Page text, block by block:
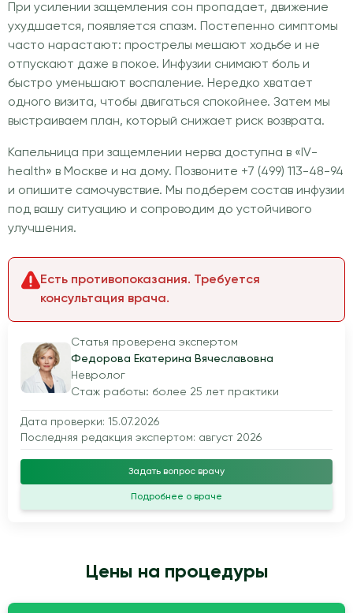
При усилении защемления сон пропадает, движение
ухудшается, появляется спазм. Постепенно симптомы
часто нарастают: прострелы мешают ходьбе и не
отпускают даже в покое. Инфузии снимают боль и
быстро уменьшают воспаление. Нередко хватает
одного визита, чтобы двигаться спокойнее. Затем мы
выстраиваем план, который снижает риск возврата.
Капельница при защемлении нерва доступна в «IV-
health» в Москве и на дому. Позвоните +7 (499) 113-48-94
и опишите самочувствие. Мы подберем состав инфузии
под вашу ситуацию и сопроводим до устойчивого
улучшения.
Статья проверена экспертом
Федорова Екатерина Вячеславовна
Невролог
Стаж работы: более 25 лет практики
Дата проверки: 15.07.2026
Последняя редакция экспертом: август 2026
Задать вопрос врачу
Подробнее о враче
Есть противопоказания. Требуется
консультация врача.
Цены на процедуры